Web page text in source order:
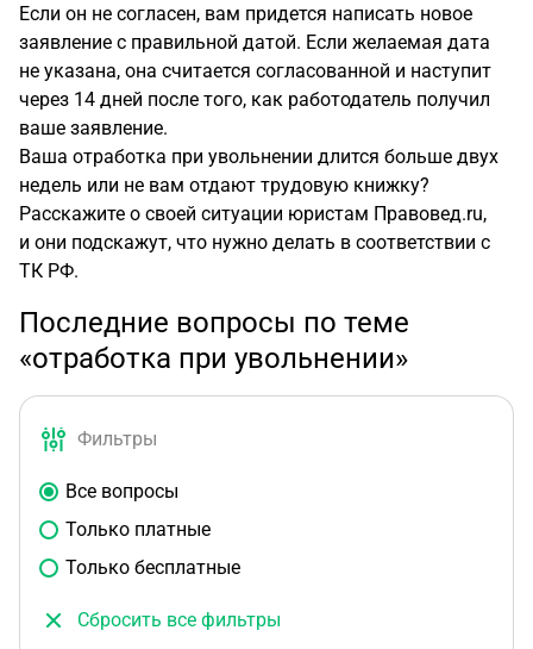
Если он не согласен, вам придется написать новое
заявление с правильной датой. Если желаемая дата
не указана, она считается согласованной и наступит
через 14 дней после того, как работодатель получил
ваше заявление.
Ваша отработка при увольнении длится больше двух
недель или не вам отдают трудовую книжку?
Расскажите о своей ситуации юристам Правовед.ru,
и они подскажут, что нужно делать в соответствии с
ТК РФ.
Последние вопросы по теме
«отработка при увольнении»
Фильтры
Все вопросы
Только платные
Только бесплатные
Сбросить все фильтры